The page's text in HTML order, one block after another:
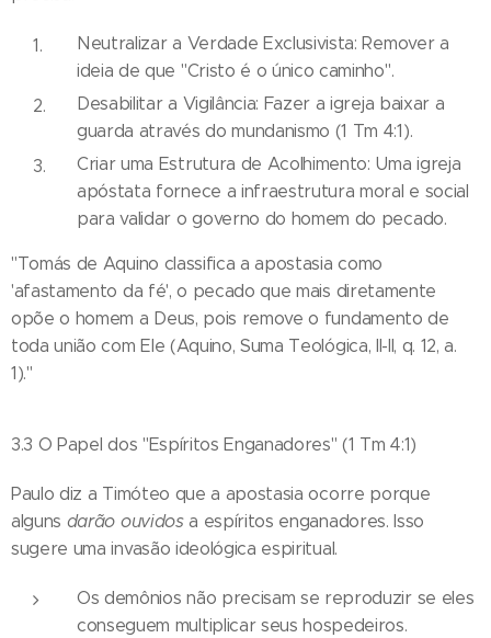
Neutralizar a Verdade Exclusivista: Remover a
ideia de que "Cristo é o único caminho".
Desabilitar a Vigilância: Fazer a igreja baixar a
guarda através do mundanismo (1 Tm 4:1).
Criar uma Estrutura de Acolhimento: Uma igreja
apóstata fornece a infraestrutura moral e social
para validar o governo do homem do pecado.
"Tomás de Aquino classifica a apostasia como
'afastamento da fé', o pecado que mais diretamente
opõe o homem a Deus, pois remove o fundamento de
toda união com Ele (Aquino, Suma Teológica, II-II, q. 12, a.
1)."
3.3 O Papel dos "Espíritos Enganadores" (1 Tm 4:1)
Paulo diz a Timóteo que a apostasia ocorre porque
alguns darão ouvidosa espíritos enganadores. Isso
sugere uma invasão ideológica espiritual.
Os demônios não precisam se reproduzir se eles
conseguem multiplicar seus hospedeiros.